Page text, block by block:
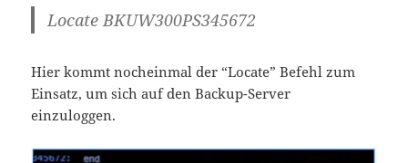
Locate BKUW300PS345672
Hier kommt nocheinmal der “Locate” Befehl zum
Einsatz, um sich auf den Backup-Server
einzuloggen.